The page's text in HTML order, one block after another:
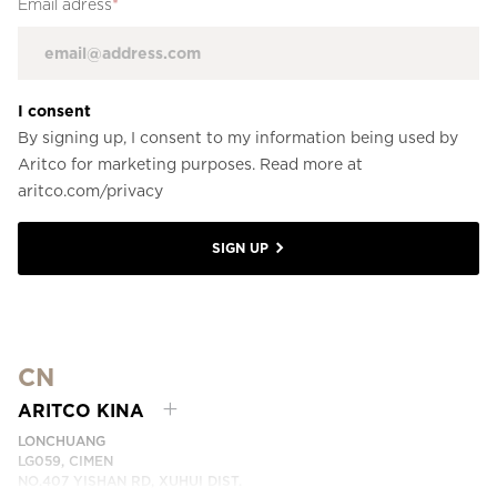
Email adress*
I consent
By signing up, I consent to my information being used by
Aritco for marketing purposes. Read more at
aritco.com/privacy
SIGN UP
CN
ARITCO KINA
LONCHUANG
LG059, CIMEN
NO.407 YISHAN RD, XUHUI DIST.